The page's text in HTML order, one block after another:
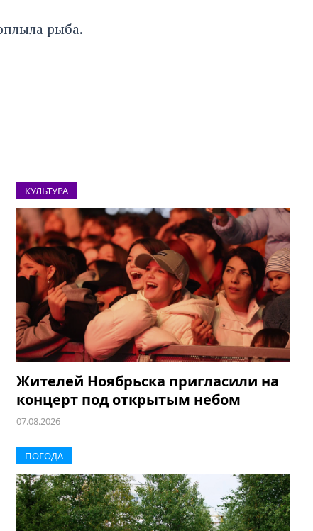
рыба.
КУЛЬТУРА
Жителей Ноябрьска пригласили на
концерт под открытым небом
07.08.2026
ПОГОДА